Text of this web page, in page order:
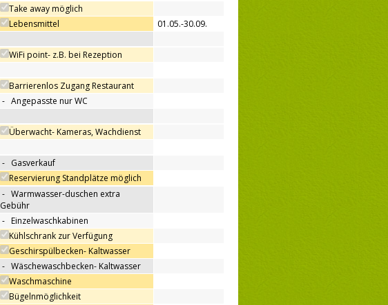
Take away möglich
Lebensmittel
01.05.-30.09.
WiFi point- z.B. bei Rezeption
Barrierenlos Zugang Restaurant
- Angepasste nur WC
Überwacht- Kameras, Wachdienst
- Gasverkauf
Reservierung Standplätze möglich
- Warmwasser-duschen extra
Gebühr
- Einzelwaschkabinen
Kühlschrank zur Verfügung
Geschirspülbecken- Kaltwasser
- Wäschewaschbecken- Kaltwasser
Waschmaschine
Bügelnmöglichkeit